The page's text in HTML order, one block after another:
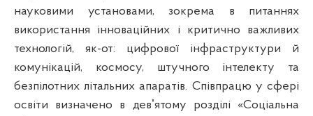
науковими установами, зокрема в питаннях
використання інноваційних і критично важливих
технологій, як-от: цифрової інфраструктури й
комунікацій, космосу, штучного інтелекту та
безпілотних літальних апаратів. Співпрацю у сфері
освіти визначено в девʼятому розділі «Соціальна